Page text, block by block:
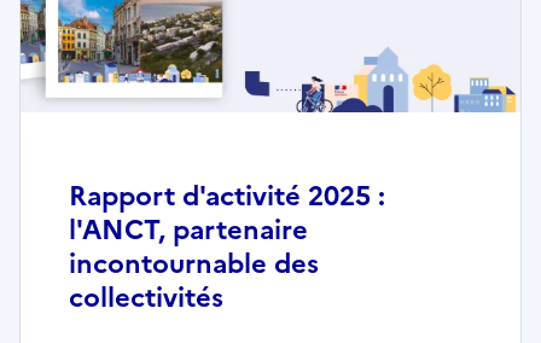
Rapport d'activité 2025 :
l'ANCT, partenaire
incontournable des
collectivités